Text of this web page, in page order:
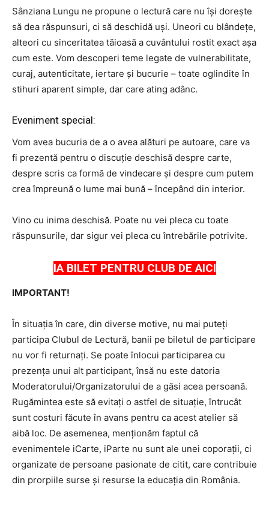
Sânziana Lungu ne propune o lectură care nu își dorește
să dea răspunsuri, ci să deschidă uși. Uneori cu blândețe,
alteori cu sinceritatea tăioasă a cuvântului rostit exact așa
cum este. Vom descoperi teme legate de vulnerabilitate,
curaj, autenticitate, iertare și bucurie – toate oglindite în
stihuri aparent simple, dar care ating adânc.
Eveniment special:
Vom avea bucuria de a o avea alături pe autoare, care va
fi prezentă pentru o discuție deschisă despre carte,
despre scris ca formă de vindecare și despre cum putem
crea împreună o lume mai bună – începând din interior.
Vino cu inima deschisă. Poate nu vei pleca cu toate
răspunsurile, dar sigur vei pleca cu întrebările potrivite.
IA BILET PENTRU CLUB DE AICI
IMPORTANT!
În situația în care, din diverse motive, nu mai puteți
participa Clubul de Lectură, banii pe biletul de participare
nu vor fi returnați. Se poate înlocui participarea cu
prezența unui alt participant, însă nu este datoria
Moderatorului/Organizatorului de a găsi acea persoană.
Rugămintea este să evitați o astfel de situație, întrucât
sunt costuri făcute în avans pentru ca acest atelier să
aibă loc. De asemenea, menționăm faptul că
evenimentele iCarte, iParte nu sunt ale unei coporații, ci
organizate de persoane pasionate de citit, care contribuie
din prorpiile surse și resurse la educația din România.